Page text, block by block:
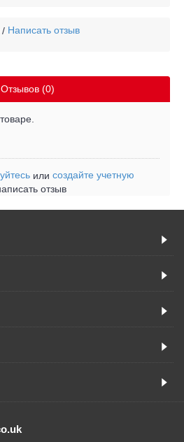
/ Написать отзыв
Отзывов (0)
или создайте учетную
отзыв